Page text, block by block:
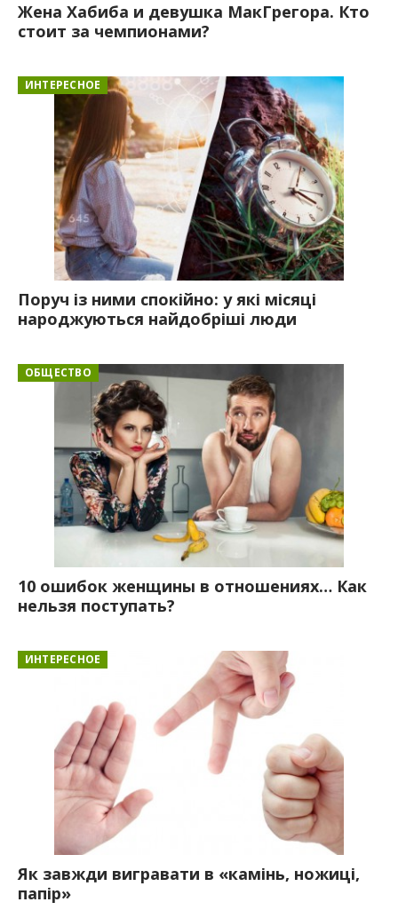
Жена Хабиба и девушка МакГрегора. Кто
стоит за чемпионами?
ИНТЕРЕСНОЕ
Поруч із ними спокійно: у які місяці
народжуються найдобріші люди
ОБЩЕСТВО
10 ошибок женщины в отношениях… Как
нельзя поступать?
ИНТЕРЕСНОЕ
Як завжди вигравати в «камінь, ножиці,
папір»